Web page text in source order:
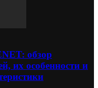
обзор
их особенности и